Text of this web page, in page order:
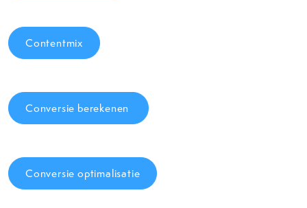
Contentmix
Conversie berekenen
Conversie optimalisatie